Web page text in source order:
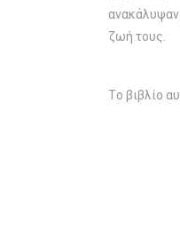
ζωή τους.
Tο βιβλίο